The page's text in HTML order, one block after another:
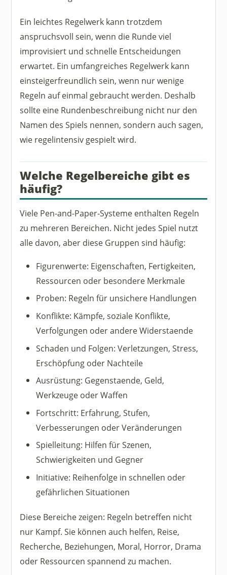
Ein leichtes Regelwerk kann trotzdem
anspruchsvoll sein, wenn die Runde viel
improvisiert und schnelle Entscheidungen
erwartet. Ein umfangreiches Regelwerk kann
einsteigerfreundlich sein, wenn nur wenige
Regeln auf einmal gebraucht werden. Deshalb
sollte eine Rundenbeschreibung nicht nur den
Namen des Spiels nennen, sondern auch sagen,
wie regelintensiv gespielt wird.
Welche Regelbereiche gibt es
häufig?
Viele Pen-and-Paper-Systeme enthalten Regeln
zu mehreren Bereichen. Nicht jedes Spiel nutzt
alle davon, aber diese Gruppen sind häufig:
Figurenwerte: Eigenschaften, Fertigkeiten,
Ressourcen oder besondere Merkmale
Proben: Regeln für unsichere Handlungen
Konflikte: Kämpfe, soziale Konflikte,
Verfolgungen oder andere Widerstaende
Schaden und Folgen: Verletzungen, Stress,
Erschöpfung oder Nachteile
Ausrüstung: Gegenstaende, Geld,
Werkzeuge oder Waffen
Fortschritt: Erfahrung, Stufen,
Verbesserungen oder Veränderungen
Spielleitung: Hilfen für Szenen,
Schwierigkeiten und Gegner
Initiative: Reihenfolge in schnellen oder
gefährlichen Situationen
Diese Bereiche zeigen: Regeln betreffen nicht
nur Kampf. Sie können auch helfen, Reise,
Recherche, Beziehungen, Moral, Horror, Drama
oder Ressourcen spannend zu machen.